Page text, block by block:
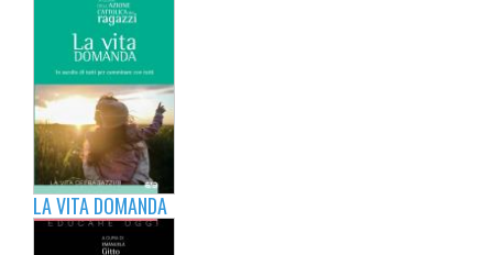
LA VITA DOMANDA